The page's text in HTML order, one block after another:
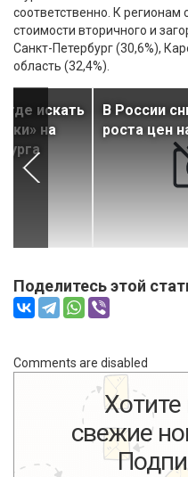
соответственно. К регионам
стоимости вторичного и
Санкт-Петербург (30,6%),
область (32,4%).
где искать
на
В России
роста цен
Поделитесь этой
Comments are disabled
Хотите
свежие